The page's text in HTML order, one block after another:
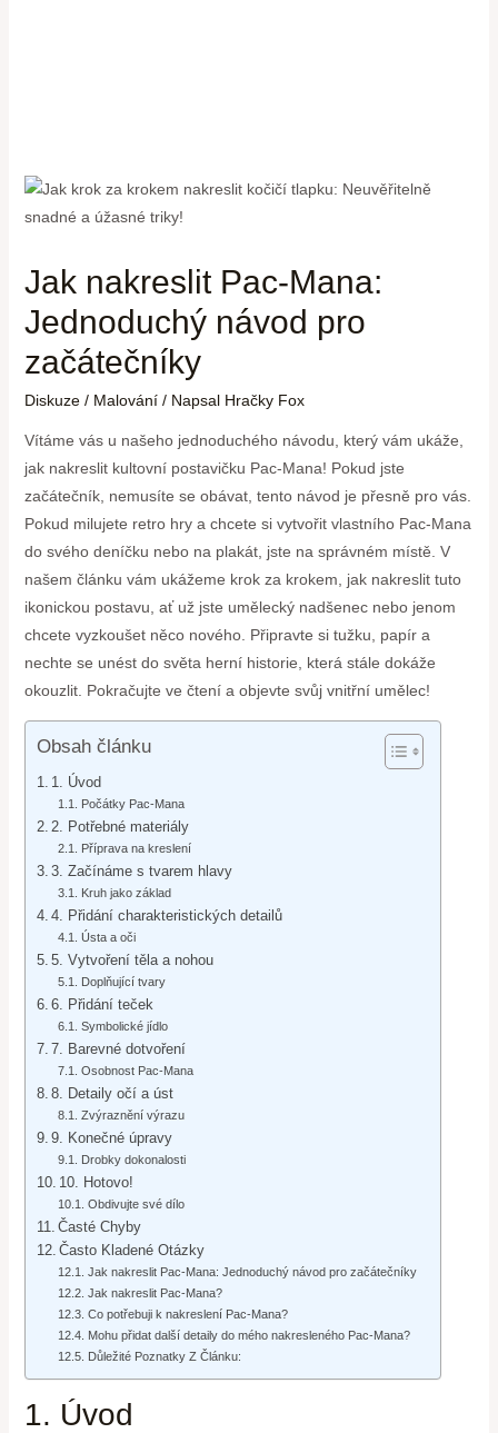
Jak nakreslit Pac-Mana:
Jednoduchý návod pro
začátečníky
Diskuze / Malování/ Napsal Hračky Fox
Vítáme vás u našeho jednoduchého návodu, který vám ukáže,
jak nakreslit kultovní postavičku Pac-Mana! Pokud jste
začátečník, nemusíte se obávat, tento návod je přesně pro vás.
Pokud milujete retro hry a chcete si vytvořit vlastního Pac-Mana
do svého deníčku nebo na plakát, jste na správném místě. V
našem článku vám ukážeme krok za krokem, jak nakreslit tuto
ikonickou postavu, ať už jste umělecký nadšenec nebo jenom
chcete vyzkoušet něco nového. Připravte si tužku, papír a
nechte se unést do světa herní historie, která stále dokáže
okouzlit. Pokračujte ve čtení a objevte svůj vnitřní umělec!
Obsah článku
1. Úvod
Počátky Pac-Mana
2. Potřebné materiály
Příprava na kreslení
3. Začínáme s tvarem hlavy
Kruh jako základ
4. Přidání charakteristických detailů
Ústa a oči
5. Vytvoření těla a nohou
Doplňující tvary
6. Přidání teček
Symbolické jídlo
7. Barevné dotvoření
Osobnost Pac-Mana
8. Detaily očí a úst
Zvýraznění výrazu
9. Konečné úpravy
Drobky dokonalosti
10. Hotovo!
Obdivujte své dílo
Časté Chyby
Často Kladené Otázky
Jak nakreslit Pac-Mana: Jednoduchý návod pro začátečníky
Jak nakreslit Pac-Mana?
Co potřebuji k nakreslení Pac-Mana?
Mohu přidat další detaily do mého nakresleného Pac-Mana?
Důležité Poznatky Z Článku:
1. Úvod